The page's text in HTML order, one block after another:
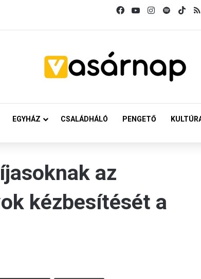
FacebookYouTubeInstagram
Spotify
EGYHÁZ CSALÁDHÁLÓ PENGETŐ
az
kézbesítését a